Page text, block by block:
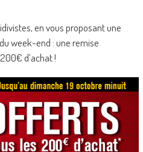
en vous proposant une
week-end : une remise
d’achat !